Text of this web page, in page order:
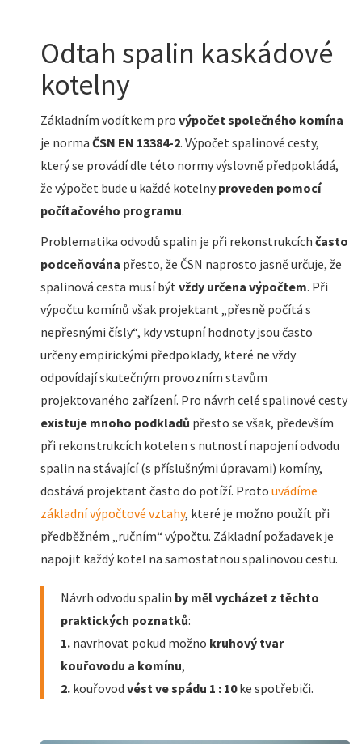
Odtah spalin kaskádové
kotelny
Základním vodítkem pro výpočet společného komína
je norma ČSN EN 13384-2. Výpočet spalinové cesty,
který se provádí dle této normy výslovně předpokládá,
že výpočet bude u každé kotelny proveden pomocí
počítačového programu.
Problematika odvodů spalin je při rekonstrukcích často
podceňována přesto, že ČSN naprosto jasně určuje, že
spalinová cesta musí býtvždy určena výpočtem. Při
výpočtu komínů však projektant „přesně počítá s
nepřesnými čísly“, kdy vstupní hodnoty jsou často
určeny empirickými předpoklady, které ne vždy
odpovídají skutečným provozním stavům
projektovaného zařízení. Pro návrh celé spalinové cesty
existuje mnoho podkladů přesto se však, především
při rekonstrukcích kotelen s nutností napojení odvodu
spalin na stávající (s příslušnými úpravami) komíny,
dostává projektant často do potíží. Proto uvádíme
základní výpočtové vztahy, které je možno použít při
předběžném „ručním“ výpočtu. Základní požadavek je
napojit každý kotel na samostatnou spalinovou cestu.
Návrh odvodu spalin by měl vycházet z těchto
praktických poznatků:
1. navrhovat pokud možno kruhový tvar
kouřovodu a komínu,
2. kouřovod vést ve spádu 1 : 10ke spotřebiči.